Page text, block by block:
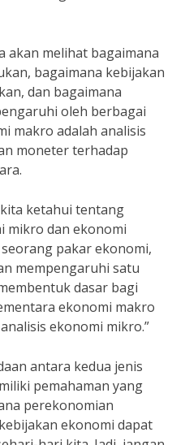
akan melihat bagaimana
bagaimana kebijakan
dan bagaimana
oleh berbagai
makro adalah analisis
moneter terhadap
ketahui tentang
mikro dan ekonomi
pakar ekonomi,
mempengaruhi satu
dasar bagi
ekonomi makro
ekonomi mikro.”
antara kedua jenis
pemahaman yang
perekonomian
ekonomi dapat